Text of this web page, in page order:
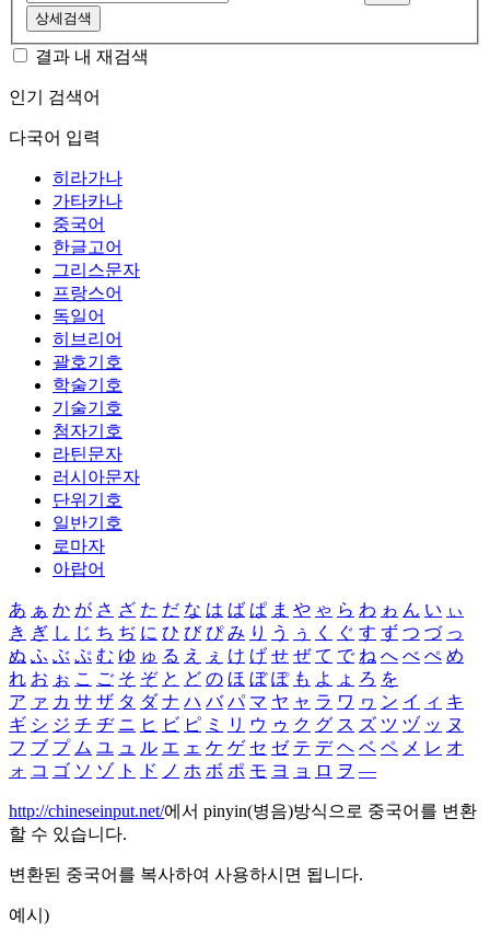
상세검색
결과 내 재검색
인기 검색어
다국어 입력
히라가나
가타카나
중국어
한글고어
그리스문자
프랑스어
독일어
히브리어
괄호기호
학술기호
기술기호
첨자기호
라틴문자
러시아문자
단위기호
일반기호
로마자
아랍어
あ ぁ か が さ ざ た だ な は ば ぱ ま や ゃ ら わ ゎ ん い ぃ
き ぎ し じ ち ぢ に ひ び ぴ み り う ぅ く ぐ す ず つ づ っ
ぬ ふ ぶ ぷ む ゆ ゅ る え ぇ け げ せ ぜ て で ね へ べ ぺ め
れ お ぉ こ ご そ ぞ と ど の ほ ぼ ぽ も よ ょ ろ を
ア ァ カ サ ザ タ ダ ナ ハ バ パ マ ヤ ャ ラ ワ ヮ ン イ ィ キ
ギ シ ジ チ ヂ ニ ヒ ビ ピ ミ リ ウ ゥ ク グ ス ズ ツ ヅ ッ ヌ
フ ブ プ ム ユ ュ ル エ ェ ケ ゲ セ ゼ テ デ ヘ ベ ペ メ レ オ
ォ コ ゴ ソ ゾ ト ド ノ ホ ボ ポ モ ヨ ョ ロ ヲ ―
http://chineseinput.net/에서 pinyin(병음)방식으로 중국어를 변환
할 수 있습니다.
변환된 중국어를 복사하여 사용하시면 됩니다.
예시)